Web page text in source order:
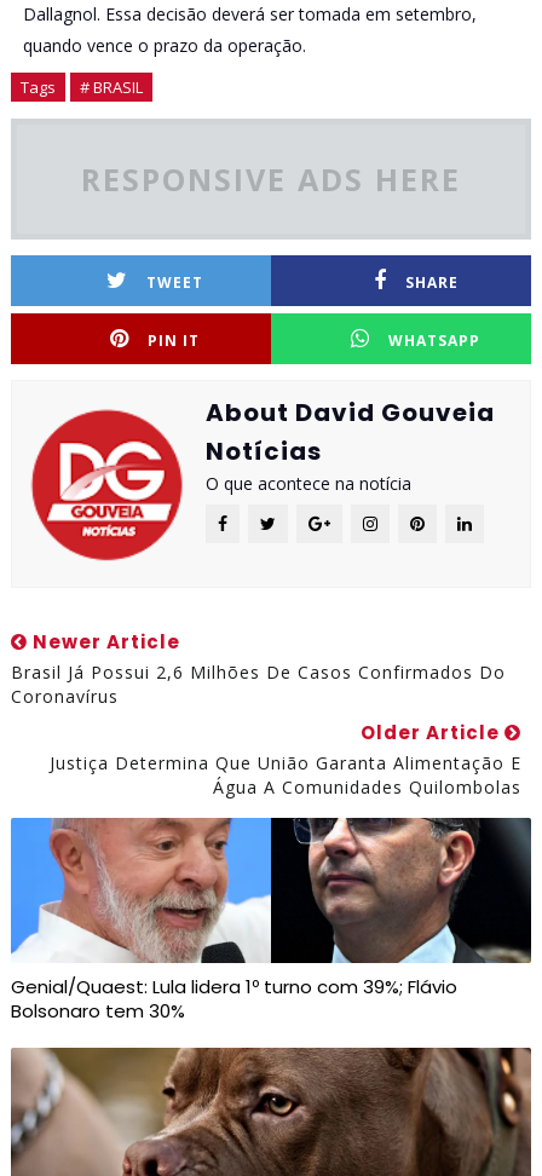
Dallagnol. Essa decisão deverá ser tomada em setembro,
quando vence o prazo da operação.
Tags # BRASIL
RESPONSIVE ADS HERE
TWEET SHARE
PIN IT WHATSAPP
About David Gouveia
Notícias
O que acontece na notícia
Newer Article
Brasil Já Possui 2,6 Milhões De Casos Confirmados Do
Coronavírus
Older Article
Justiça Determina Que União Garanta Alimentação E
Água A Comunidades Quilombolas
Genial/Quaest: Lula lidera 1º turno com 39%; Flávio
Bolsonaro tem 30%